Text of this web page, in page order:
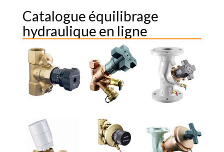
Catalogue équilibrage
hydraulique en ligne